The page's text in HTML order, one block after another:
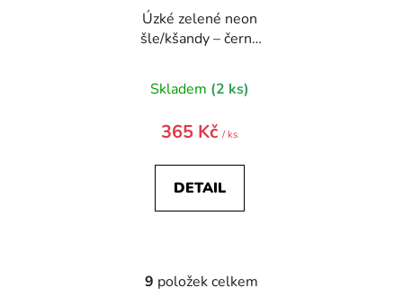
Úzké zelené neon
šle/kšandy – černý
Skladem (2 ks)
365 Kč / ks
DETAIL
O
9 položek celkem